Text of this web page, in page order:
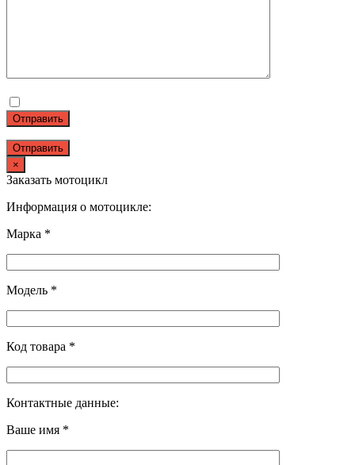
Отправить
×
Заказать мотоцикл
Информация о мотоцикле:
Марка *
Модель *
Код товара *
Контактные данные:
Ваше имя *